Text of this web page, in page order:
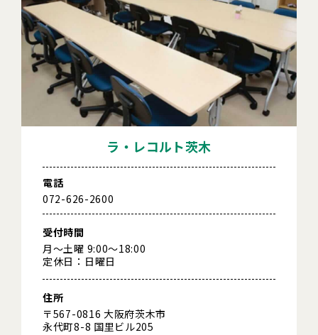
ラ・レコルト茨木
電話
072-626-2600
受付時間
月～土曜 9:00～18:00
定休日：日曜日
住所
〒567-0816 大阪府茨木市
永代町8-8 国里ビル205